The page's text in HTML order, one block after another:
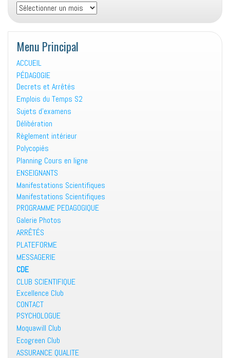
Archives
Menu Principal
ACCUEIL
PÉDAGOGIE
Decrets et Arrêtés
Emplois du Temps S2
Sujets d’examens
Délibération
Règlement intérieur
Polycopiés
Planning Cours en ligne
ENSEIGNANTS
Manifestations Scientifiques
Manifestations Scientifiques
PROGRAMME PEDAGOGIQUE
Galerie Photos
ARRÊTÉS
PLATEFORME
MESSAGERIE
CDE
CLUB SCIENTIFIQUE
Excellence Club
CONTACT
PSYCHOLOGUE
Moquawill Club
Ecogreen Club
ASSURANCE QUALITE